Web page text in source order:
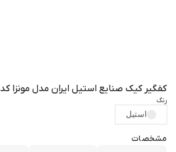
کفگیر کیک صنایع استیل ایران مدل مونزا کد 101
رنگ
استیل
مشخصات